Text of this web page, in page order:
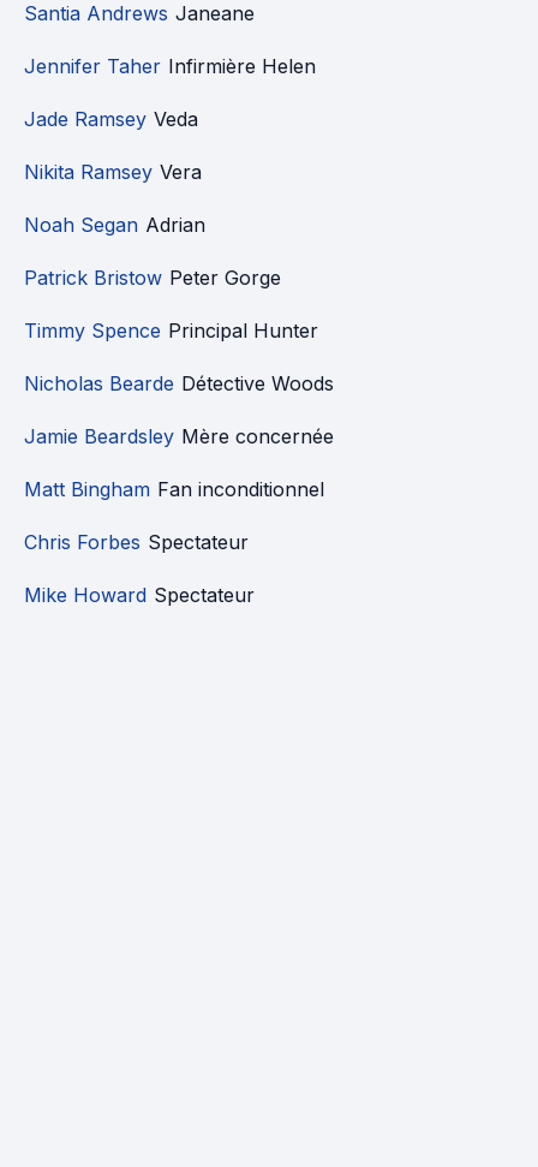
Santia Andrews Janeane
Jennifer Taher Infirmière Helen
Jade Ramsey Veda
Nikita Ramsey Vera
Noah Segan Adrian
Patrick Bristow Peter Gorge
Timmy Spence Principal Hunter
Nicholas Bearde Détective Woods
Jamie Beardsley Mère concernée
Matt Bingham Fan inconditionnel
Chris Forbes Spectateur
Mike Howard Spectateur